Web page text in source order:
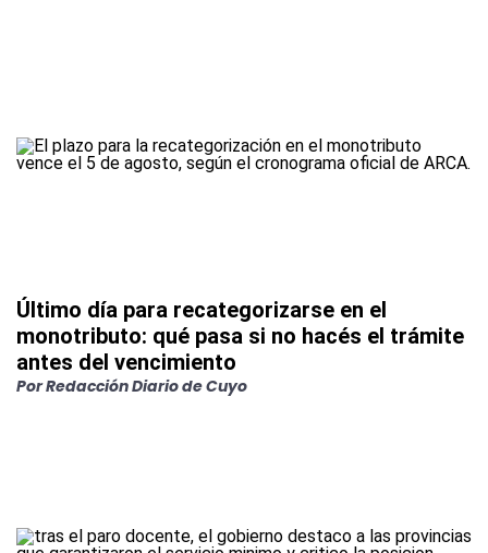
Último día para recategorizarse en el
monotributo: qué pasa si no hacés el trámite
antes del vencimiento
PorRedacción Diario de Cuyo